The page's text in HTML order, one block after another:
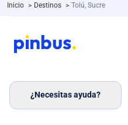
Inicio > Destinos > Tolú, Sucre
¿Necesitas ayuda?